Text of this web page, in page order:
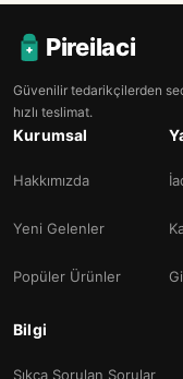
Pireilaci
Güvenilir tedarikçilerden
hızlı teslimat.
Kurumsal
Hakkımızda
Yeni Gelenler
Popüler Ürünler
Bilgi
Sıkça Sorulan Sorular